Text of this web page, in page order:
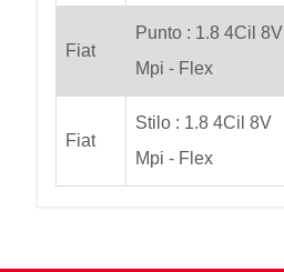
Fiat
Punto : 1.8 4Cil 8V
Mpi - Flex
Fiat
Stilo : 1.8 4Cil 8V
Mpi - Flex